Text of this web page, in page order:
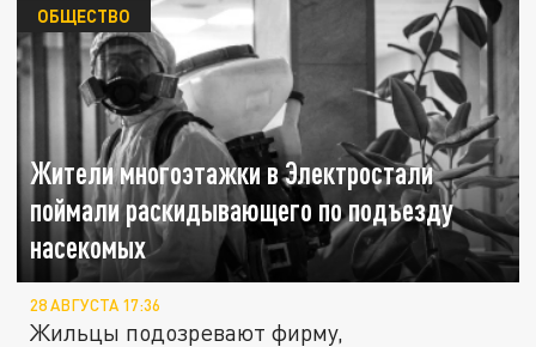
Жители многоэтажки в Электростали
поймали раскидывающего по подъезду
насекомых
ОБЩЕСТВО
28 АВГУСТА 17:36
Жильцы подозревают фирму,